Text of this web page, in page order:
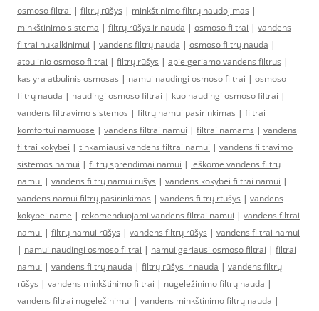
osmoso filtrai | filtrų rūšys | minkštinimo filtrų naudojimas |
minkštinimo sistema | filtrų rūšys ir nauda | osmoso filtrai | vandens
filtrai nukalkinimui | vandens filtrų nauda | osmoso filtrų nauda |
atbulinio osmoso filtrai | filtrų rūšys | apie geriamo vandens filtrus |
kas yra atbulinis osmosas | namui naudingi osmoso filtrai | osmoso
filtrų nauda | naudingi osmoso filtrai | kuo naudingi osmoso filtrai |
vandens filtravimo sistemos | filtrų namui pasirinkimas | filtrai
komfortui namuose | vandens filtrai namui | filtrai namams | vandens
filtrai kokybei | tinkamiausi vandens filtrai namui | vandens filtravimo
sistemos namui | filtrų sprendimai namui | ieškome vandens filtrų
namui | vandens filtrų namui rūšys | vandens kokybei filtrai namui |
vandens namui filtrų pasirinkimas | vandens filtrų rtūšys | vandens
kokybei name | rekomenduojami vandens filtrai namui | vandens filtrai
namui | filtrų namui rūšys | vandens filtrų rūšys | vandens filtrai namui
| namui naudingi osmoso filtrai | namui geriausi osmoso filtrai | filtrai
namui | vandens filtrų nauda | filtrų rūšys ir nauda | vandens filtrų
rūšys | vandens minkštinimo filtrai | nugeležinimo filtrų nauda |
vandens filtrai nugeležinimui | vandens minkštinimo filtrų nauda |